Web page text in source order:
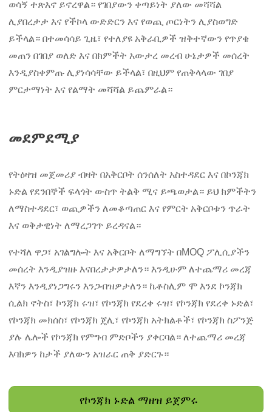
ወሳኝ ተጽእኖ ይኖረዋል። የገበያውን ቀጣይነት ያለው መሻሻል
ሊያበረታታ እና የችኮላ ውድድርን እና የወጪ ጦርነትን ሊያስወግድ
ይችላል። በተመሳሳይ ጊዜ፣ የተለያዩ አቅራቢዎች ዝቅተኛውን የጥያቄ
መጠን በገበያ ወለድ እና በክምችት አውታረ መረብ ሁኔታዎች መሰረት
እንዲያስቀምጡ ሊያነሳሳቸው ይችላል፣ በዚህም የጠቅላላው ገበያ
ምርታማነት እና የልማት መሻሻል ይጨምራል።
መደምደሚያ
የትዕዛዝ መጀመሪያ ብዛት በአቅርቦት ሰንሰለት አስተዳደር እና በኮንጃክ
ኑድል የደንበኞች ፍላጎት ውስጥ ትልቅ ሚና ይጫወታል። ይህ ክምችትን
ለማስተዳደር፣ ወጪዎችን ለመቆጣጠር እና የምርት አቅርቦቱን ጥራት
እና ወቅታዊነት ለማረጋገጥ ይረዳናል።
የተሻለ ዋጋ፣ አገልግሎት እና አቅርቦት ለማግኘት በMOQ ፖሊሲያችን
መሰረት እንዲያዝዙ እናበረታታዎታለን። እንዲሁም ለተጨማሪ መረጃ
እኛን እንዲያነጋግሩን እንጋብዝዎታለን። ኬቶስሊም ሞ እንደ ኮንጃክ
ሲልክ ኖትስ፣ ኮንጃክ ሩዝ፣ የኮንጃክ የደረቀ ሩዝ፣ የኮንጃክ የደረቀ ኑድል፣
የኮንጃክ መክሰስ፣ የኮንጃክ ጄሊ፣ የኮንጃክ አትክልቶች፣ የኮንጃክ ስፖንጅ
ያሉ ሌሎች የኮንጃክ የምግብ ምድቦችን ያቀርባል። ለተጨማሪ መረጃ
እባክዎን ከታች ያለውን አዝራር ጠቅ ያድርጉ።
የኮንጃክ ኑድል ማዘዝ ይጀምሩ